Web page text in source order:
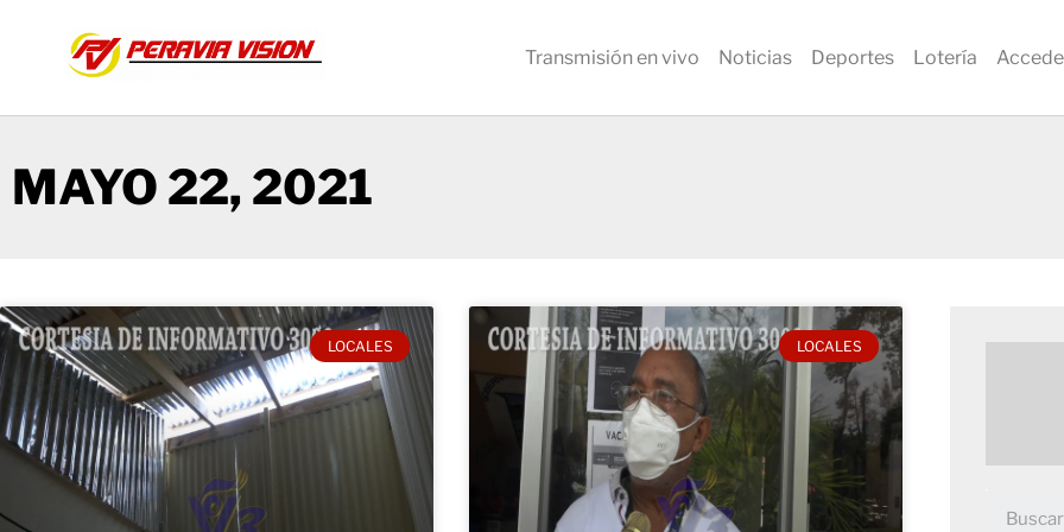
Transmisión en vivo Noticias Deportes Lotería
MAYO 22, 2021
LOCALES LOCALES